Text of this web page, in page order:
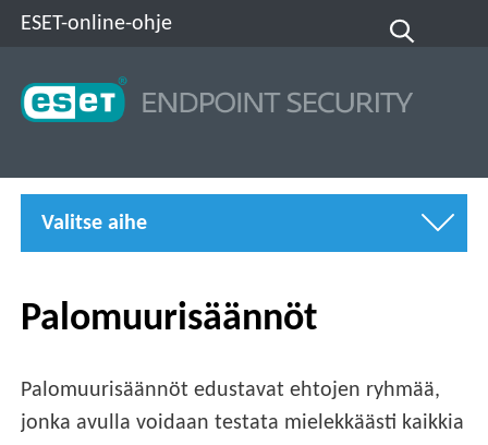
ESET-online-ohje
Valitse aihe
Palomuurisäännöt
Palomuurisäännöt edustavat ehtojen ryhmää,
jonka avulla voidaan testata mielekkäästi kaikkia